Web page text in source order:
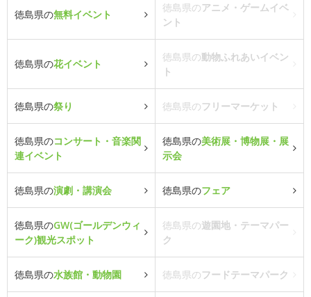
徳島県の無料イベント
徳島県のアニメ・ゲームイベ
ント
徳島県の花イベント
徳島県の動物ふれあいイベン
ト
徳島県の祭り 徳島県のフリーマーケット
徳島県のコンサート・音楽関
連イベント
徳島県の美術展・博物展・展
示会
徳島県の演劇・講演会 徳島県のフェア
徳島県のGW(ゴールデンウィ
ーク)観光スポット
徳島県の遊園地・テーマパー
ク
徳島県の水族館・動物園 徳島県のフードテーマパーク